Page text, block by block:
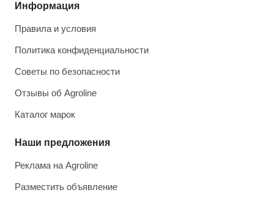
Информация
Правила и условия
Политика конфиденциальности
Советы по безопасности
Отзывы об Agroline
Каталог марок
Наши предложения
Реклама на Agroline
Разместить объявление